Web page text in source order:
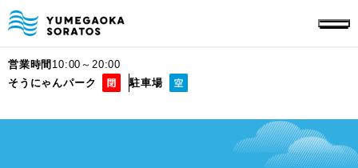
営業時間 10:00～20:00
そうにゃんパーク
駐車場